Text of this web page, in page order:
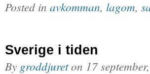
Posted in avkomman, lagom,
Sverige i tiden
By groddjureton 17